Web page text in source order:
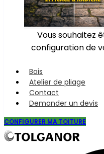
Vous souhaitez
configuration de
Bois
Atelier de pliage
Contact
Demander un devis
CONFIGURER MA TOITURE